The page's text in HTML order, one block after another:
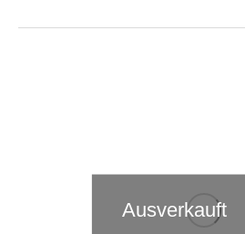
Ausverkauft